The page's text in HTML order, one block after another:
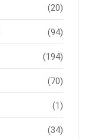
(20)
(94)
(194)
(70)
(1)
(34)